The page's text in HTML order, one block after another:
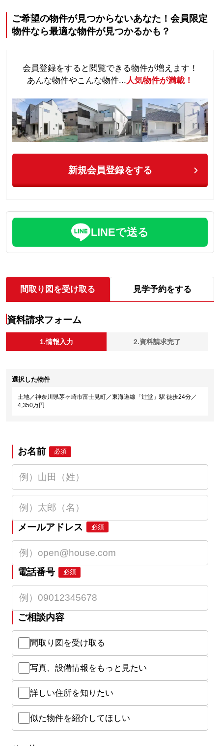
ご希望の物件が見つからないあなた！会員限定
物件なら最適な物件が見つかるかも？
会員登録をすると閲覧できる物件が増えます！
あんな物件やこんな物件...人気物件が満載！
新規会員登録をする
LINEで送る
間取り図を受け取る 見学予約をする
資料請求フォーム
1.情報入力 2.資料請求完了
選択した物件
土地／神奈川県茅ヶ崎市富士見町／東海道線「辻堂」駅 徒歩24分／
4,350万円
お名前 必須
メールアドレス 必須
電話番号 必須
ご相談内容
間取り図を受け取る
写真、設備情報をもっと見たい
詳しい住所を知りたい
似た物件を紹介してほしい